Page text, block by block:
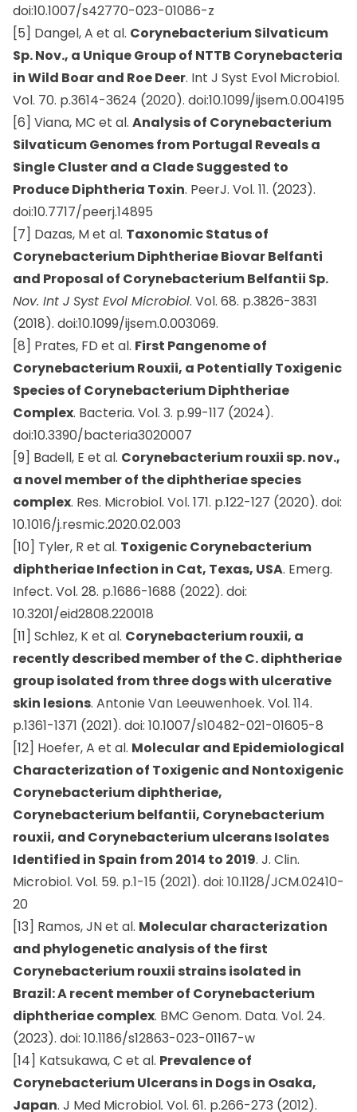
doi:10.1007/s42770-023-01086-z
[5] Dangel, A et al. Corynebacterium Silvaticum
Sp. Nov., a Unique Group of NTTB Corynebacteria
in Wild Boar and Roe Deer. Int J Syst Evol Microbiol.
Vol. 70. p.3614-3624 (2020). doi:10.1099/ijsem.0.004195
[6] Viana, MC et al. Analysis of Corynebacterium
Silvaticum Genomes from Portugal Reveals a
Single Cluster and a Clade Suggested to
Produce Diphtheria Toxin. PeerJ. Vol. 11. (2023).
doi:10.7717/peerj.14895
[7] Dazas, M et al. Taxonomic Status of
Corynebacterium Diphtheriae Biovar Belfanti
and Proposal of Corynebacterium Belfantii Sp.
Nov. Int J Syst Evol Microbiol. Vol. 68. p.3826-3831
(2018). doi:10.1099/ijsem.0.003069.
[8] Prates, FD et al. First Pangenome of
Corynebacterium Rouxii, a Potentially Toxigenic
Species of Corynebacterium Diphtheriae
Complex. Bacteria. Vol. 3. p.99-117 (2024).
doi:10.3390/bacteria3020007
[9] Badell, E et al. Corynebacterium rouxii sp. nov.,
a novel member of the diphtheriae species
complex. Res. Microbiol. Vol. 171. p.122-127 (2020). doi:
10.1016/j.resmic.2020.02.003
[10] Tyler, R et al. Toxigenic Corynebacterium
diphtheriae Infection in Cat, Texas, USA. Emerg.
Infect. Vol. 28. p.1686-1688 (2022). doi:
10.3201/eid2808.220018
[11] Schlez, K et al. Corynebacterium rouxii, a
recently described member of the C. diphtheriae
group isolated from three dogs with ulcerative
skin lesions. Antonie Van Leeuwenhoek. Vol. 114.
p.1361-1371 (2021). doi: 10.1007/s10482-021-01605-8
[12] Hoefer, A et al. Molecular and Epidemiological
Characterization of Toxigenic and Nontoxigenic
Corynebacterium diphtheriae,
Corynebacterium belfantii, Corynebacterium
rouxii, and Corynebacterium ulcerans Isolates
Identified in Spain from 2014 to 2019. J. Clin.
Microbiol. Vol. 59. p.1-15 (2021). doi: 10.1128/JCM.02410-
20
[13] Ramos, JN et al. Molecular characterization
and phylogenetic analysis of the first
Corynebacterium rouxii strains isolated in
Brazil: A recent member of Corynebacterium
diphtheriae complex. BMC Genom. Data. Vol. 24.
(2023). doi: 10.1186/s12863-023-01167-w
[14] Katsukawa, C et al. Prevalence of
Corynebacterium Ulcerans in Dogs in Osaka,
Japan. J Med Microbiol. Vol. 61. p.266-273 (2012).